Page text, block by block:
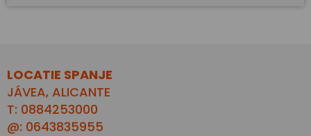
LOCATIE SPANJE
JÁVEA, ALICANTE
T: 0884253000
@: 0643835955